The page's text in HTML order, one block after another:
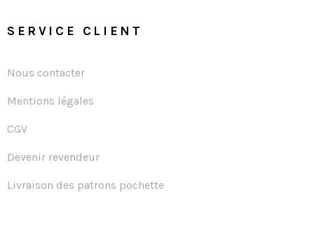
SERVICE CLIENT
Nous contacter
Mentions légales
CGV
Devenir revendeur
Livraison des patrons pochette